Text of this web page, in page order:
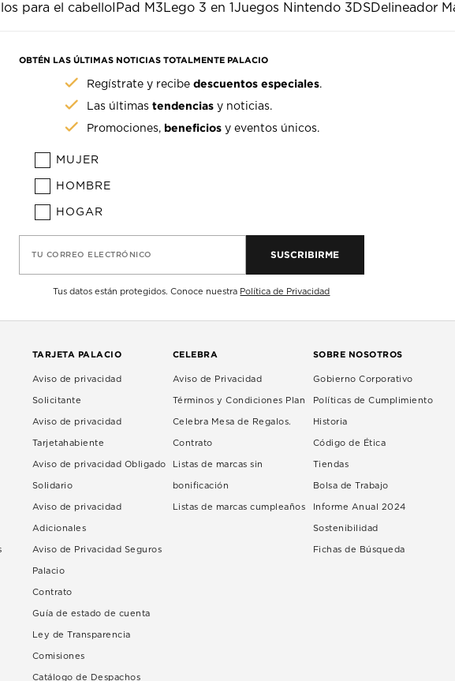
para el cabello IPad M3 Lego 3 en 1Juegos Nintendo 3DSDelineador
OBTÉN LAS ÚLTIMAS NOTICIAS TOTALMENTE PALACIO
Regístrate y recibedescuentos especiales.
Las últimastendencias y noticias.
Promociones, beneficios y eventos únicos.
MUJER
HOMBRE
HOGAR
TU CORREO ELECTRÓNICO SUSCRIBIRME
Tus datos están protegidos. Conoce nuestra Política de Privacidad
TARJETA PALACIO
Aviso de privacidad
Solicitante
Aviso de privacidad
Tarjetahabiente
Aviso de privacidad Obligado
Solidario
Aviso de privacidad
Adicionales
Aviso de Privacidad Seguros
Palacio
Contrato
Guía de estado de cuenta
Ley de Transparencia
Comisiones
Catálogo de Despachos
CELEBRA
Aviso de Privacidad
Términos y Condiciones Plan
Celebra Mesa de Regalos.
Contrato
Listas de marcas sin
bonificación
Listas de marcas cumpleaños
SOBRE NOSOTROS
Gobierno Corporativo
Políticas de Cumplimiento
Historia
Código de Ética
Tiendas
Bolsa de Trabajo
Informe Anual 2024
Sostenibilidad
Fichas de Búsqueda